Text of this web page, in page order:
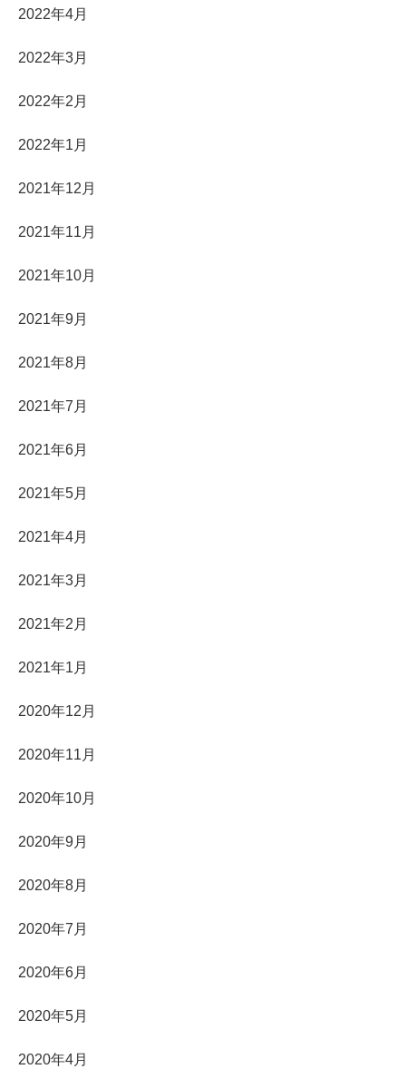
2022年4月
2022年3月
2022年2月
2022年1月
2021年12月
2021年11月
2021年10月
2021年9月
2021年8月
2021年7月
2021年6月
2021年5月
2021年4月
2021年3月
2021年2月
2021年1月
2020年12月
2020年11月
2020年10月
2020年9月
2020年8月
2020年7月
2020年6月
2020年5月
2020年4月